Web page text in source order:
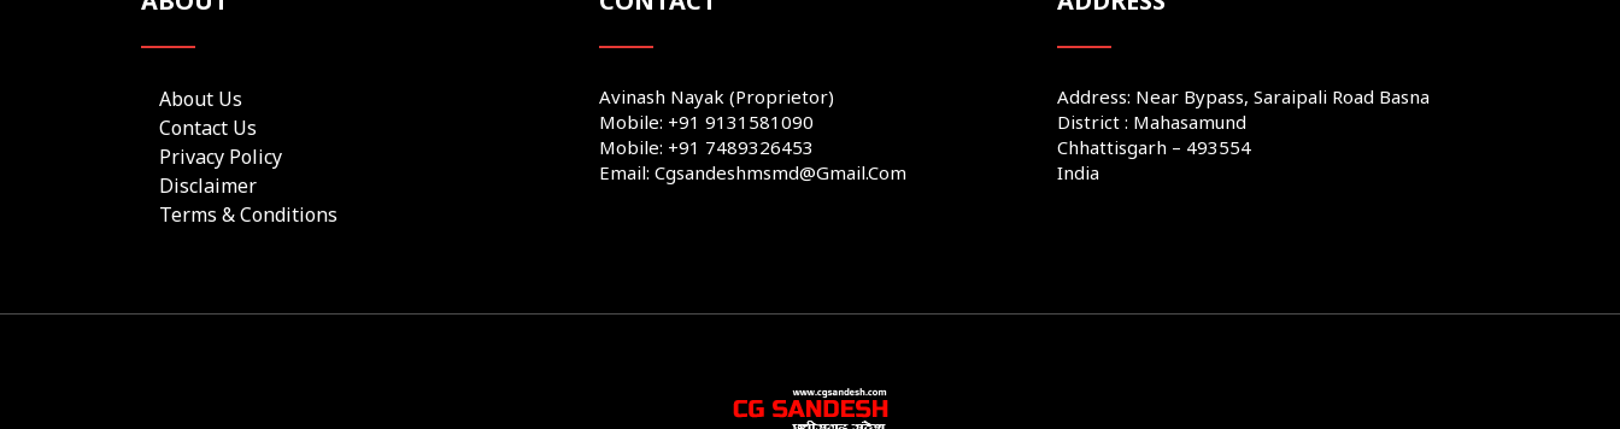
About Us
Contact Us
Privacy Policy
Disclaimer
Terms & Conditions
Avinash Nayak (Proprietor)
Mobile: +91 9131581090
Mobile: +91 7489326453
Email: Cgsandeshmsmd@gmail.com
Address: Near Bypass, Saraipali Road Basna
District : Mahasamund
Chhattisgarh – 493554
India